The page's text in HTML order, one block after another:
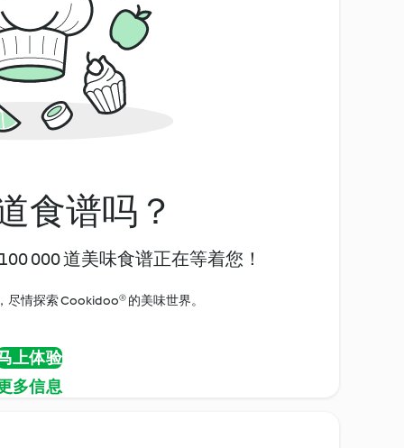
食谱吗？
000 道美味食谱正在等着您！
情探索 Cookidoo® 的美味世界。
上体验
多信息